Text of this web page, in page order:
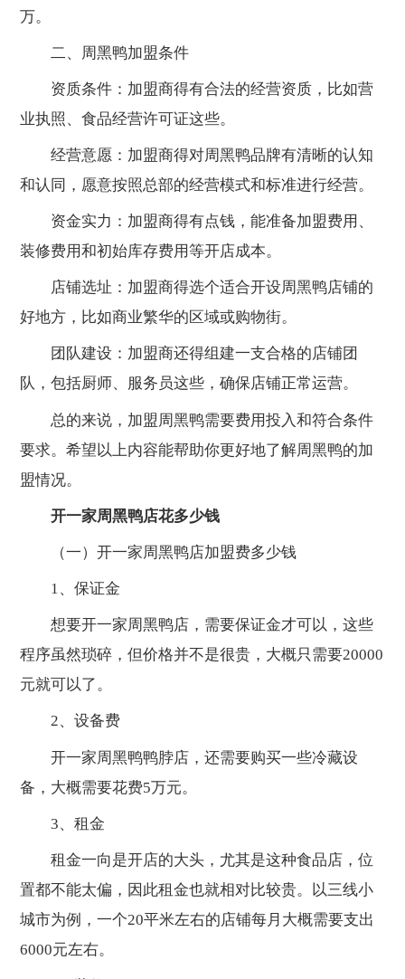
万。
二、周黑鸭加盟条件
资质条件：加盟商得有合法的经营资质，比如营
业执照、食品经营许可证这些。
经营意愿：加盟商得对周黑鸭品牌有清晰的认知
和认同，愿意按照总部的经营模式和标准进行经营。
资金实力：加盟商得有点钱，能准备加盟费用、
装修费用和初始库存费用等开店成本。
店铺选址：加盟商得选个适合开设周黑鸭店铺的
好地方，比如商业繁华的区域或购物街。
团队建设：加盟商还得组建一支合格的店铺团
队，包括厨师、服务员这些，确保店铺正常运营。
总的来说，加盟周黑鸭需要费用投入和符合条件
要求。希望以上内容能帮助你更好地了解周黑鸭的加
盟情况。
开一家周黑鸭店花多少钱
（一）开一家周黑鸭店加盟费多少钱
1、保证金
想要开一家周黑鸭店，需要保证金才可以，这些
程序虽然琐碎，但价格并不是很贵，大概只需要20000
元就可以了。
2、设备费
开一家周黑鸭鸭脖店，还需要购买一些冷藏设
备，大概需要花费5万元。
3、租金
租金一向是开店的大头，尤其是这种食品店，位
置都不能太偏，因此租金也就相对比较贵。以三线小
城市为例，一个20平米左右的店铺每月大概需要支出
6000元左右。